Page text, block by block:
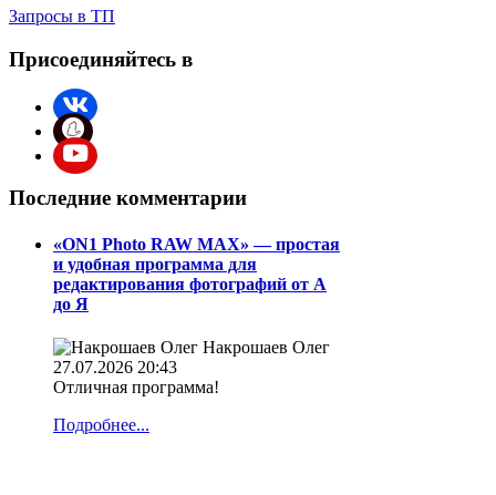
Запросы в ТП
Присоединяйтесь в
Последние комментарии
«ON1 Photo RAW MAX» — простая
и удобная программа для
редактирования фотографий от А
до Я
Накрошаев Олег
27.07.2026 20:43
Отличная программа!
Подробнее...